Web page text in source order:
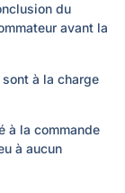
du
avant la
à la charge
à la commande
à aucun